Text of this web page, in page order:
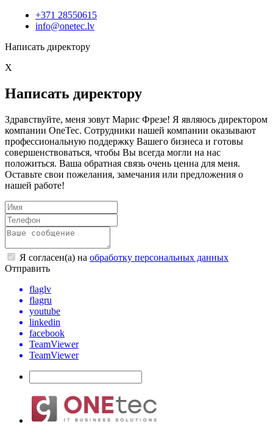
+371 28550615
info@onetec.lv
Написать директору
X
Написать директору
Здравствуйте, меня зовут Марис Фрезе! Я являюсь директором
компании OneTec. Сотрудники нашей компании оказывают
профессиональную поддержку Вашего бизнеса и готовы
совершенствоваться, чтобы Вы всегда могли на нас
положиться. Ваша обратная связь очень ценна для меня.
Оставьте свои пожелания, замечания или предложения о
нашей работе!
Я согласен(а) на обработку персональных данных
Отправить
flaglv
flagru
youtube
linkedin
facebook
TeamViewer
TeamViewer